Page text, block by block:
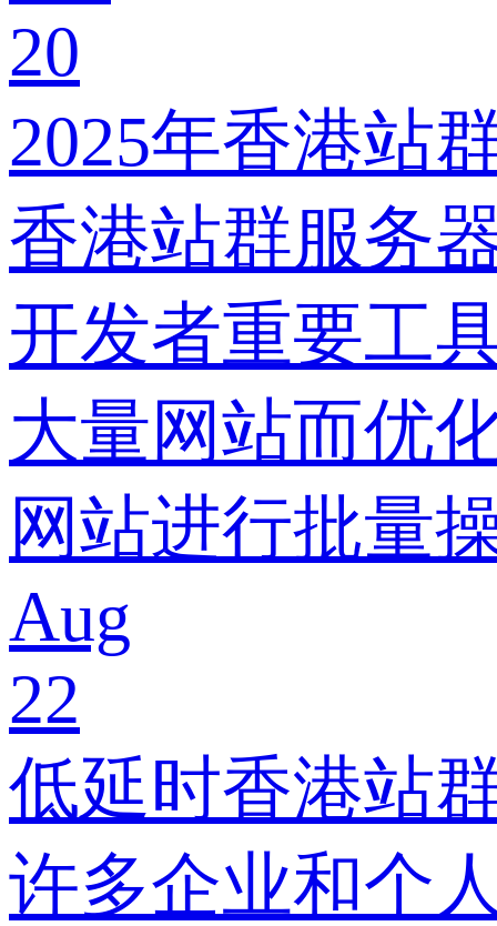
20
2025年香港站
香港站群服务
开发者重要工
大量网站而优
网站进行批量
Aug
22
低延时香港站
许多企业和个